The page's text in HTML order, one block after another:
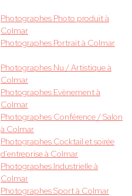
Photographes Photo produit à
Colmar
Photographes Portrait à Colmar
Photographes Nu / Artistique à
Colmar
Photographes Evènement à
Colmar
Photographes Conférence / Salon
à Colmar
Photographes Cocktail et soirée
d'entreprise à Colmar
Photographes Industrielle à
Colmar
Photographes Sport à Colmar